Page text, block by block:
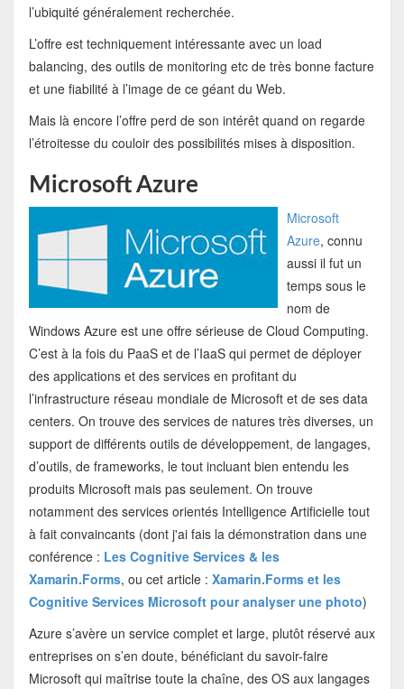
l’ubiquité généralement recherchée.
L’offre est techniquement intéressante avec un load
balancing, des outils de monitoring etc de très bonne facture
et une fiabilité à l’image de ce géant du Web.
Mais là encore l’offre perd de son intérêt quand on regarde
l’étroitesse du couloir des possibilités mises à disposition.
Microsoft Azure
Microsoft
Azure, connu
aussi il fut un
temps sous le
nom de
Windows Azure est une offre sérieuse de Cloud Computing.
C’est à la fois du PaaS et de l’IaaS qui permet de déployer
des applications et des services en profitant du
l’infrastructure réseau mondiale de Microsoft et de ses data
centers. On trouve des services de natures très diverses, un
support de différents outils de développement, de langages,
d’outils, de frameworks, le tout incluant bien entendu les
produits Microsoft mais pas seulement. On trouve
notamment des services orientés Intelligence Artificielle tout
à fait convaincants (dont j'ai fais la démonstration dans une
conférence : Les Cognitive Services & les
Xamarin.Forms, ou cet article : Xamarin.Forms et les
Cognitive Services Microsoft pour analyser une photo)
Azure s’avère un service complet et large, plutôt réservé aux
entreprises on s’en doute, bénéficiant du savoir-faire
Microsoft qui maîtrise toute la chaîne, des OS aux langages